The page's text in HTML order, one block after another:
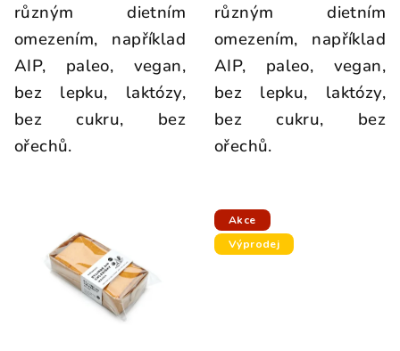
různým dietním
omezením, například
AIP, paleo, vegan,
bez lepku, laktózy,
bez cukru, bez
ořechů.
různým dietním
omezením, například
AIP, paleo, vegan,
bez lepku, laktózy,
bez cukru, bez
ořechů.
Akce
Výprodej